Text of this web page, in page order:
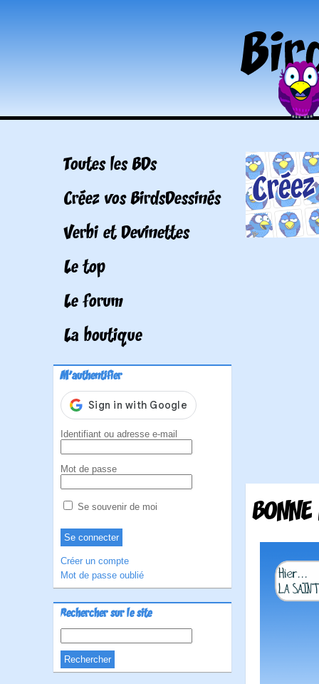
Toutes les BDs
Créez vos BirdsDessinés
Verbi et Devinettes
Le top
Le forum
La boutique
M'authentifier
Identifiant ou adresse e-mail
Mot de passe
Se souvenir de moi
Créer un compte
Mot de passe oublié
Rechercher sur le site